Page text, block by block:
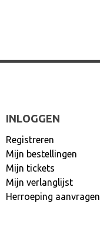
INLOGGEN
Registreren
Mijn bestellingen
Mijn tickets
Mijn verlanglijst
Herroeping aanvragen